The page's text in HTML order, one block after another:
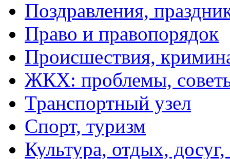
Поздравления,
Право и правопорядок
Происшествия,
ЖКХ: проблемы,
Транспортный узел
Спорт, туризм
Культура, отдых,